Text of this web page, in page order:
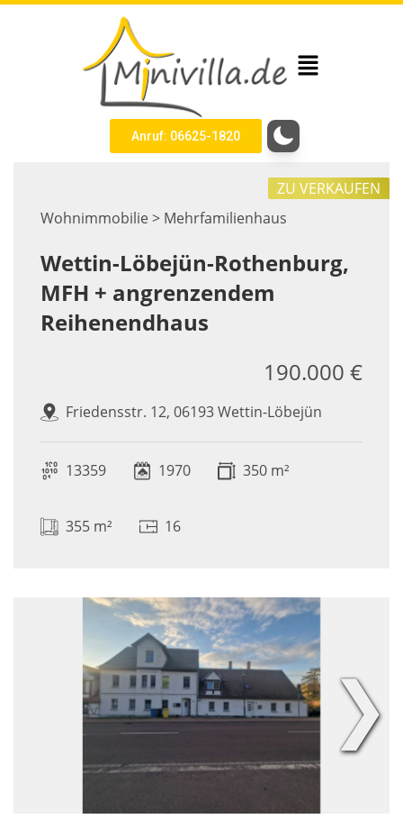
Anruf: 06625-1820
Wohnimmobilie > Mehrfamilienhaus
ZU VERKAUFEN
Wettin-Löbejün-Rothenburg,
MFH + angrenzendem
Reihenendhaus
Friedensstr. 12, 06193 Wettin-Löbejün
190.000 €
13359 1970 350 m²
355 m² 16
❯